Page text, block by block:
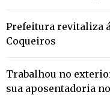
Prefeitura revitaliza
Coqueiros
Trabalhou no
sua aposentadoria